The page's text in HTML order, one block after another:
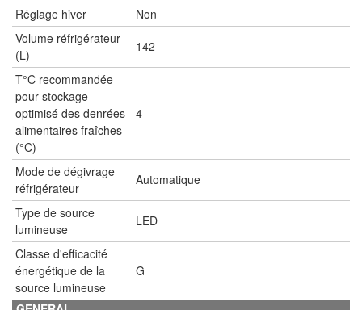
Réglage hiver
Non
Volume réfrigérateur
(L)
142
T°C recommandée
pour stockage
optimisé des denrées
alimentaires fraîches
(°C)
4
Mode de dégivrage
réfrigérateur
Automatique
Type de source
lumineuse
LED
Classe d'efficacité
énergétique de la
source lumineuse
G